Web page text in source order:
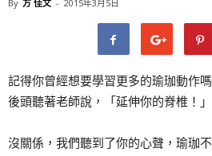
By 方 佳文 - 2015年3月5日
記得你曾經想要學習更多的瑜珈動作
後頭聽著老師說，「延伸你的脊椎！
沒關係，我們聽到了你的心聲，瑜珈